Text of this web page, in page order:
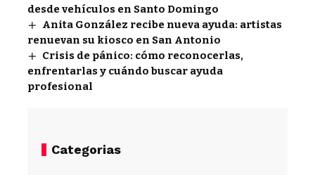
desde vehículos en Santo Domingo
Anita González recibe nueva ayuda: artistas
renuevan su kiosco en San Antonio
Crisis de pánico: cómo reconocerlas,
enfrentarlas y cuándo buscar ayuda
profesional
Categorias